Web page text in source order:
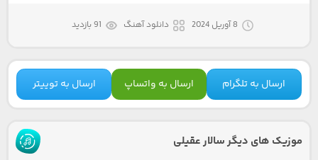
8 آوریل 2024 دانلود آهنگ 91 بازدید
ارسال به تلگرام ارسال به واتساپ ارسال به توییتر
موزیک های دیگر سالار عقیلی